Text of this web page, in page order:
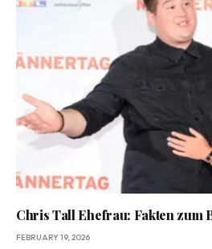
Chris Tall Ehefrau: Fakten zum
FEBRUARY 19, 2026